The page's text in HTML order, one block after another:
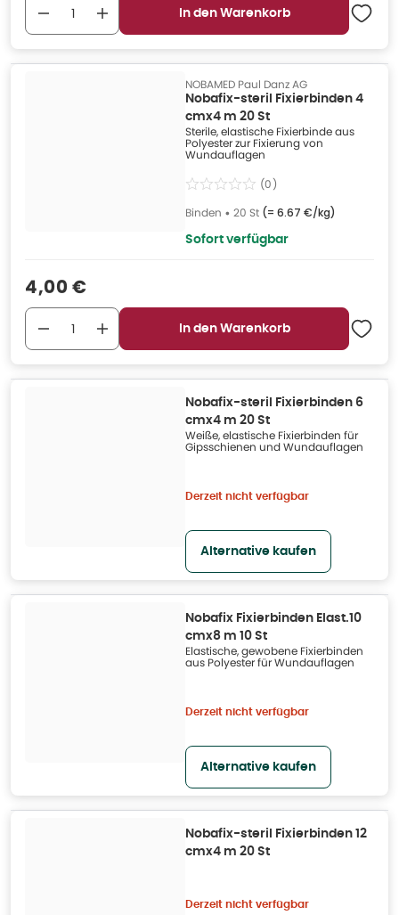
In den Warenkorb
NOBAMED Paul Danz AG
Nobafix-steril Fixierbinden 4
cmx4 m 20 St
Sterile, elastische Fixierbinde aus
Polyester zur Fixierung von
Wundauflagen
(0)
Binden • 20 St (= 6.67 €/kg)
Sofort verfügbar
Verkaufspreis
4,00 €
In den Warenkorb
Nobafix-steril Fixierbinden 6
cmx4 m 20 St
Weiße, elastische Fixierbinden für
Gipsschienen und Wundauflagen
Derzeit nicht verfügbar
Alternative kaufen
Nobafix Fixierbinden Elast.10
cmx8 m 10 St
Elastische, gewobene Fixierbinden
aus Polyester für Wundauflagen
Derzeit nicht verfügbar
Alternative kaufen
Nobafix-steril Fixierbinden 12
cmx4 m 20 St
Derzeit nicht verfügbar